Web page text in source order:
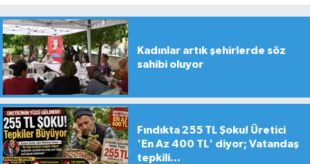
Kadınlar artık şehirlerde söz
sahibi oluyor
Fındıkta 255 TL Şoku! Üretici
'En Az 400 TL' diyor; Vatandaş
tepkili...